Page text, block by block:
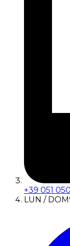
+39 051
LUN / DOM